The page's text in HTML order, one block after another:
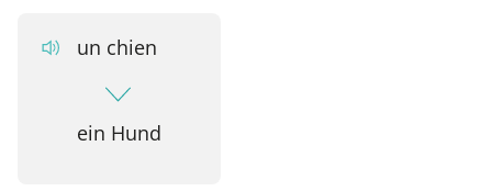
un chien
ein Hund